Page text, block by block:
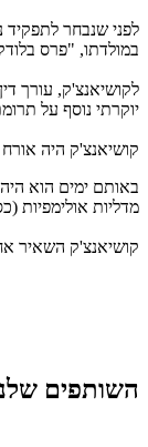
לפני שנבחר לתפקיד
במולדתו, "פרס בלודק" , בשנת 1984 . כאיש ספורט אמיתי, הוא אהב
יוקרתי נוסף על
קושיאנצ'ק היה אורח כבוד ביום העיון האולימפי
מדליות אולימפיות (כסף מסידני 2000
קושיאנצ'ק השאיר
השותפים